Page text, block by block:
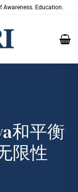
Awareness. Education.
和平衡
限性